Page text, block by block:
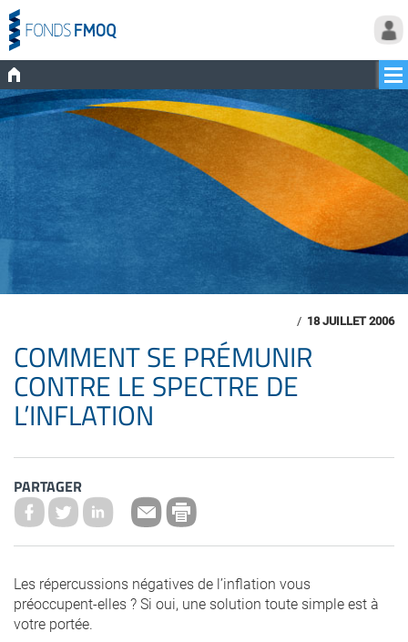
/ 18 JUILLET 2006
COMMENT SE PRÉMUNIR
CONTRE LE SPECTRE DE
L’INFLATION
PARTAGER
Les répercussions négatives de l’inflation vous
préoccupent-elles ? Si oui, une solution toute simple est à
votre portée.